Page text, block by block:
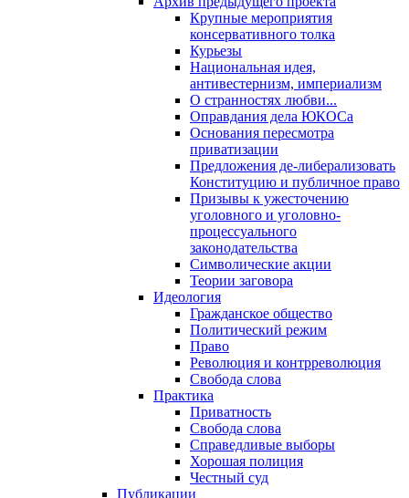
Крупные мероприятия
консервативного толка
Курьезы
Национальная идея,
антивестернизм, империализм
О странностях любви...
Оправдания дела ЮКОСа
Основания пересмотра
приватизации
Предложения де-либерализовать
Конституцию и публичное право
Призывы к ужесточению
уголовного и уголовно-
процессуального
законодательства
Символические акции
Теории заговора
Идеология
Гражданское общество
Политический режим
Право
Революция и контрреволюция
Свобода слова
Практика
Приватность
Свобода слова
Справедливые выборы
Хорошая полиция
Честный суд
Публикации